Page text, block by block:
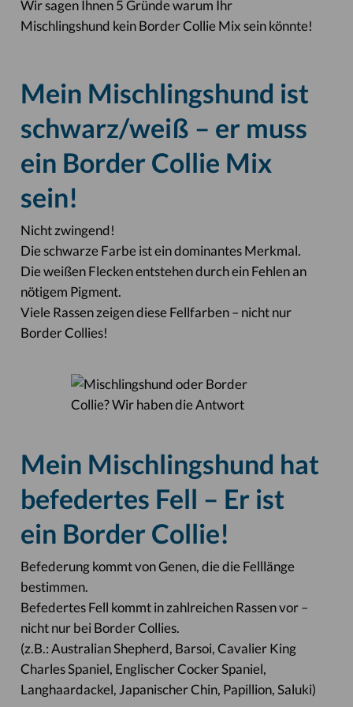
Wir sagen Ihnen 5 Gründe warum Ihr
Mischlingshund kein Border Collie Mix sein könnte!
Mein Mischlingshund ist
schwarz/weiß – er muss
ein Border Collie Mix
sein!
Nicht zwingend!
Die schwarze Farbe ist ein dominantes Merkmal.
Die weißen Flecken entstehen durch ein Fehlen an
nötigem Pigment.
Viele Rassen zeigen diese Fellfarben – nicht nur
Border Collies!
Mein Mischlingshund hat
befedertes Fell – Er ist
ein Border Collie!
Befederung kommt von Genen, die die Felllänge
bestimmen.
Befedertes Fell kommt in zahlreichen Rassen vor –
nicht nur bei Border Collies.
(z.B.: Australian Shepherd, Barsoi, Cavalier King
Charles Spaniel, Englischer Cocker Spaniel,
Langhaardackel, Japanischer Chin, Papillion, Saluki)